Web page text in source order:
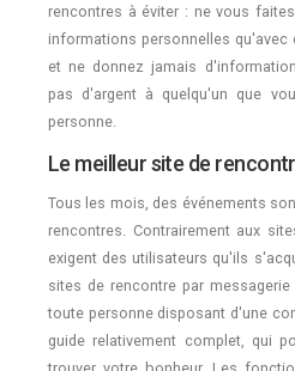
rencontres à éviter : ne vous
informations personnelles qu'avec
et ne donnez jamais
pas d'argent à quelqu'un que
personne.
Le meilleur site de
Tous les mois, des événements
rencontres. Contrairement aux
exigent des utilisateurs qu'ils
sites de rencontre par
toute personne disposant d'une
guide relativement complet, qui